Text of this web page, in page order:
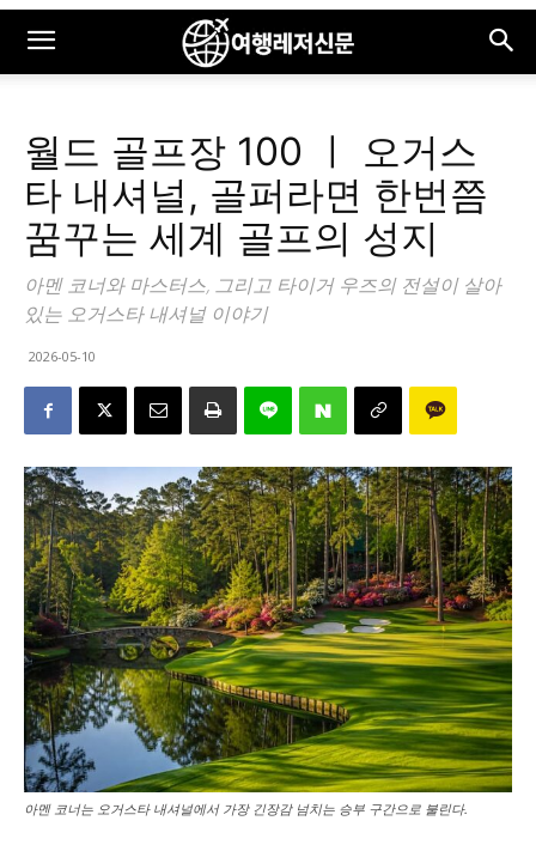
월드 골프장 100 ㅣ 오거스
타 내셔널, 골퍼라면 한번쯤
꿈꾸는 세계 골프의 성지
아멘 코너와 마스터스, 그리고 타이거 우즈의 전설이 살아
있는 오거스타 내셔널 이야기
2026-05-10
아멘 코너는 오거스타 내셔널에서 가장 긴장감 넘치는 승부 구간으로 불린다.